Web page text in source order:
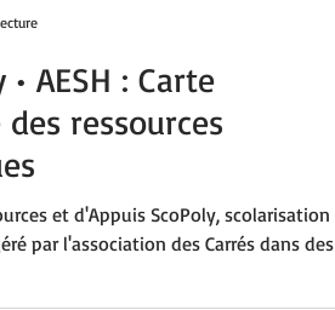
• AESH : Carte
ressources
et d'Appuis ScoPoly, scolarisation
par l'association des Carrés dans des